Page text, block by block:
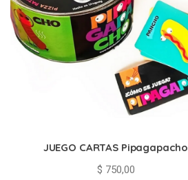
JUEGO CARTAS Pipagapacho
$ 750,00